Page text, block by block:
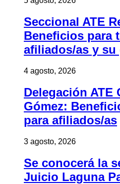
Seccional ATE
Beneficios para
afiliados/as y
4 agosto, 2026
Delegación ATE
Gómez:
para afiliados/as
3 agosto, 2026
Se conocerá la
Juicio Laguna